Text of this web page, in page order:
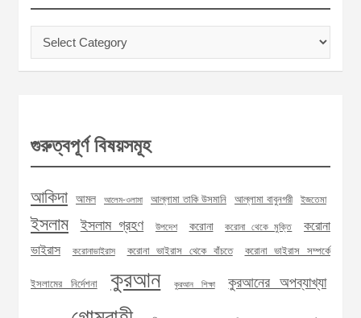
Categories
গুরুত্বপূর্ণ বিষয়সমূহ
আকিদা আমল আলেম-ওলামা আল্লামা তাকি উসমানি আল্লামা বাবুনগরী ইজতেমা
ইসলাম ইসলাম গ্রহণ উপদেশ করোনা করোনা থেকে মুক্তি
করোনা
ভাইরাস
করোনাভাইরাস করোনা ভাইরাস থেকে বাঁচতে করোনা ভাইরাস সম্পর্কে
ইসলামের নির্দেশনা কুরআন কুরআন শিক্ষা কুরআনের অপব্যাখ্যা